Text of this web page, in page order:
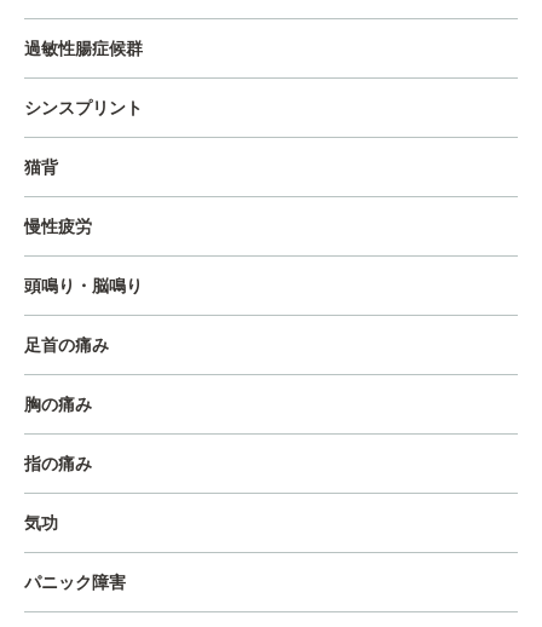
過敏性腸症候群
シンスプリント
猫背
慢性疲労
頭鳴り・脳鳴り
足首の痛み
胸の痛み
指の痛み
気功
パニック障害